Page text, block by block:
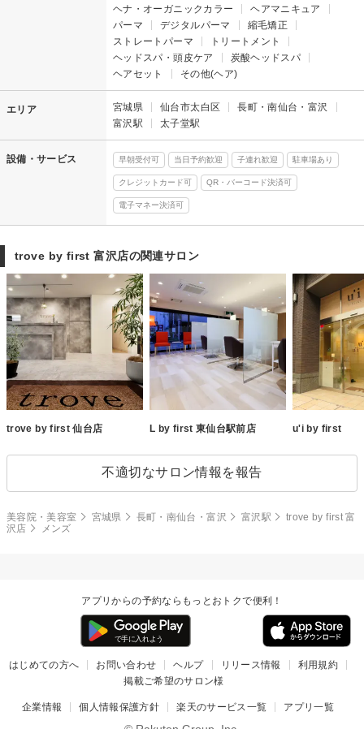
ヘナ・オーガニックカラー
ヘアマニキュア
パーマ
デジタルパーマ
縮毛矯正
ストレートパーマ
トリートメント
ヘッドスパ・頭皮ケア
炭酸ヘッドスパ
ヘアセット
その他(ヘア)
エリア 宮城県 仙台市太白区
長町・南仙台・富沢
富沢駅
太子堂駅
設備・サービス 早朝受付可 当日予約歓迎 子連れ歓迎 駐車場あり
クレジットカード可 QR・バーコード決済可
電子マネー決済可
trove by first 富沢店の関連サロン
trove by first 仙台店 L by first 東仙台駅前店 u'i by first
不適切なサロン情報を報告
美容院・美容室 宮城県 長町・南仙台・富沢 富沢駅
trove by first 富
沢店
メンズ
アプリからの予約ならもっとおトクで便利！
はじめての方へ お問い合わせ ヘルプ リリース情報
利用規約
掲載ご希望のサロン様
企業情報 個人情報保護方針 楽天のサービス一覧 アプリ一覧